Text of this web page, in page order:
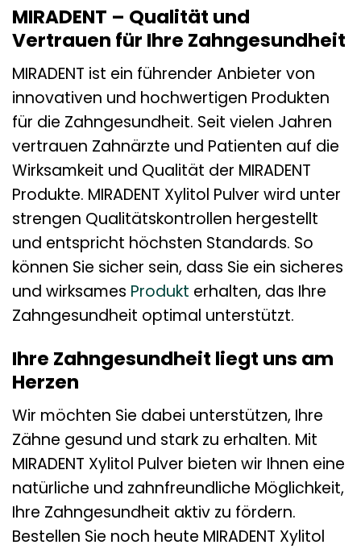
MIRADENT – Qualität und
Vertrauen für Ihre Zahngesundheit
MIRADENT ist ein führender Anbieter von
innovativen und hochwertigen Produkten
für die Zahngesundheit. Seit vielen Jahren
vertrauen Zahnärzte und Patienten auf die
Wirksamkeit und Qualität der MIRADENT
Produkte. MIRADENT Xylitol Pulver wird unter
strengen Qualitätskontrollen hergestellt
und entspricht höchsten Standards. So
können Sie sicher sein, dass Sie ein sicheres
und wirksames Produkt erhalten, das Ihre
Zahngesundheit optimal unterstützt.
Ihre Zahngesundheit liegt uns am
Herzen
Wir möchten Sie dabei unterstützen, Ihre
Zähne gesund und stark zu erhalten. Mit
MIRADENT Xylitol Pulver bieten wir Ihnen eine
natürliche und zahnfreundliche Möglichkeit,
Ihre Zahngesundheit aktiv zu fördern.
Bestellen Sie noch heute MIRADENT Xylitol